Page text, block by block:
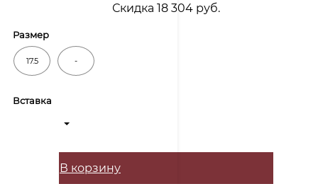
Скидка 18 304 руб.
Размер
17.5 -
Вставка
В корзину